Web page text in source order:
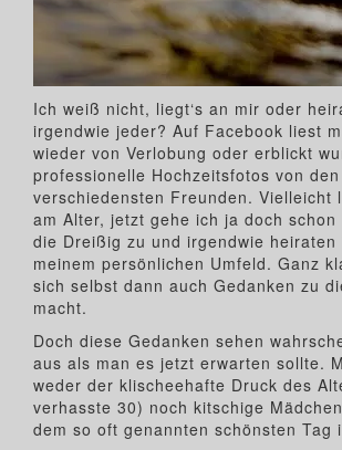
Ich weiß nicht, liegt‘s an mir oder
irgendwie jeder? Auf Facebook liest
wieder von Verlobung oder erblickt
professionelle Hochzeitsfotos von den
verschiedensten Freunden. Vielleicht
am Alter, jetzt gehe ich ja doch schon
die Dreißig zu und irgendwie heiraten
meinem persönlichen Umfeld. Ganz
sich selbst dann auch Gedanken zu
macht.
Doch diese Gedanken sehen
aus als man es jetzt erwarten sollte.
weder der klischeehafte Druck des
verhasste 30) noch kitschige
dem so oft genannten schönsten Tag